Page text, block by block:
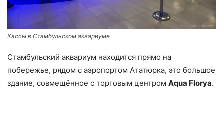
Кассы в Стамбульском аквариуме
Cтамбульский аквариум находится прямо на
побережье, рядом с аэропортом Ататюрка, это большое
здание, совмещённое с торговым центром Aqua Florya.